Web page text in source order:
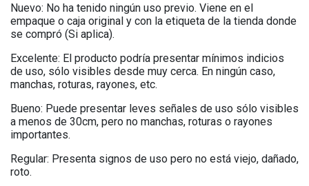
Nuevo: No ha tenido ningún uso previo. Viene en el
empaque o caja original y con la etiqueta de la tienda donde
se compró (Si aplica).
Excelente: El producto podría presentar mínimos indicios
de uso, sólo visibles desde muy cerca. En ningún caso,
manchas, roturas, rayones, etc.
Bueno: Puede presentar leves señales de uso sólo visibles
a menos de 30cm, pero no manchas, roturas o rayones
importantes.
Regular: Presenta signos de uso pero no está viejo, dañado,
roto.